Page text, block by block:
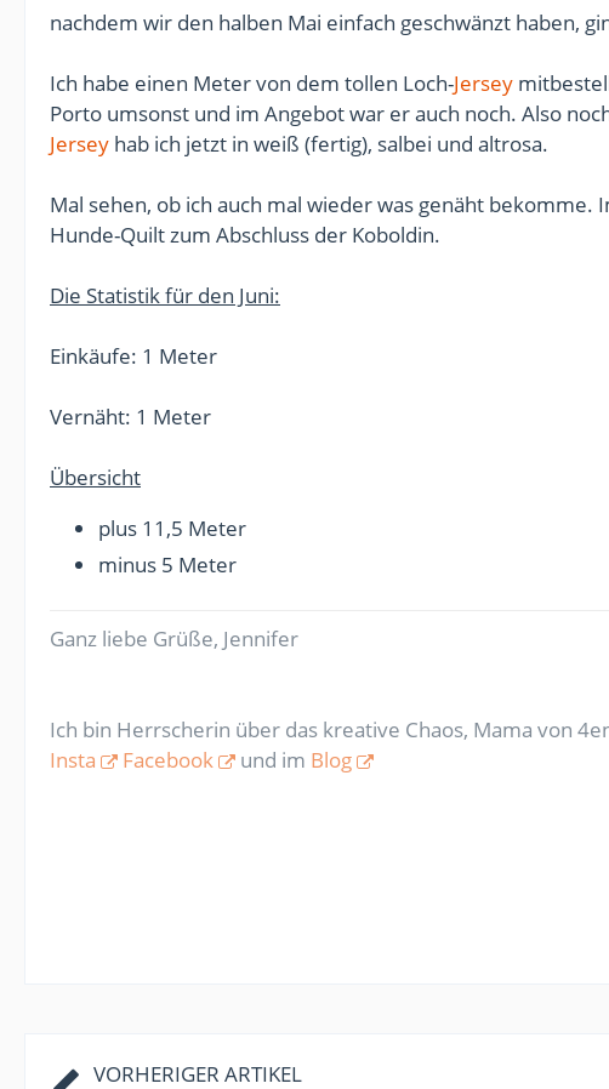
nachdem wir den halben Mai einfach geschwänzt haben,
Ich habe einen Meter von dem tollen Loch-Jersey
Porto umsonst und im Angebot war er auch noch. Also
Jersey hab ich jetzt in weiß (fertig), salbei und altrosa.
Mal sehen, ob ich auch mal wieder was genäht
Hunde-Quilt zum Abschluss der Koboldin.
Die Statistik für den Juni:
Einkäufe: 1 Meter
Vernäht: 1 Meter
Übersicht
plus 11,5 Meter
minus 5 Meter
Ganz liebe Grüße, Jennifer
Ich bin Herrscherin über das kreative Chaos, Mama von
Insta
Facebook und im Blog
VORHERIGER ARTIKEL